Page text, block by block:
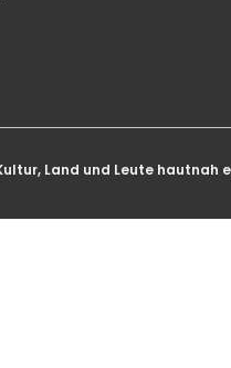
Land und Leute hautnah